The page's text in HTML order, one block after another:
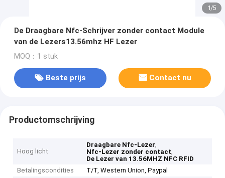
2/5
De Draagbare Nfc-Schrijver zonder contact Module
van de Lezers13.56mhz HF Lezer
MOQ：1 stuk
Beste prijs Contact nu
Productomschrijving
Hoog licht
Draagbare Nfc-Lezer,
Nfc-Lezer zonder contact,
De Lezer van 13.56MHZ NFC RFID
Betalingscondities
T/T, Western Union, Paypal